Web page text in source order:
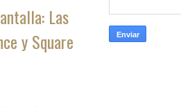
Las
y Square